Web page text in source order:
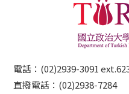
電話：(02)2939-3091
直撥電話：(02)2938-7284